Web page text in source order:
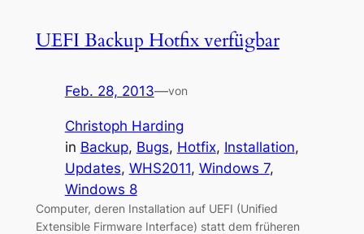
UEFI Backup Hotfix verfügbar
Feb. 28, 2013—von
Christoph Harding
in Backup, Bugs, Hotfix, Installation
Updates, WHS2011, Windows 7
Windows 8
Computer, deren Installation auf UEFI (Unified
Extensible Firmware Interface) statt dem früheren